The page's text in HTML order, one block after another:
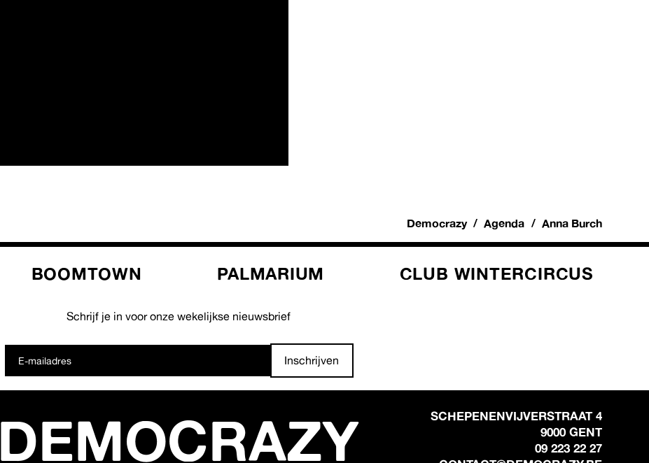
Democrazy Agenda Anna Burch
BOOMTOWN PALMARIUM CLUB WINTERCIRCUS
Schrijf je in voor onze wekelijkse nieuwsbrief
Inschrijven
DEMOCRAZY
SCHEPENENVIJVERSTRAAT 4
9000 GENT
09 223 22 27